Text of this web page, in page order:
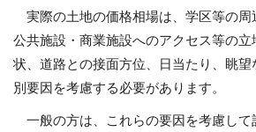
実際の土地の価格相場は、学区等の周
公共施設・商業施設へのアクセス等の立
状、道路との接面方位、日当たり、眺望
別要因を考慮する必要があります。
一般の方は、これらの要因を考慮し